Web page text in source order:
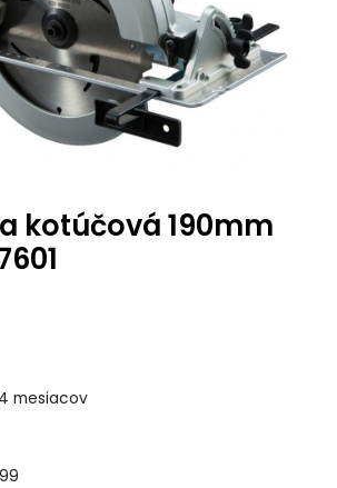
kotúčová 190mm
mesiacov